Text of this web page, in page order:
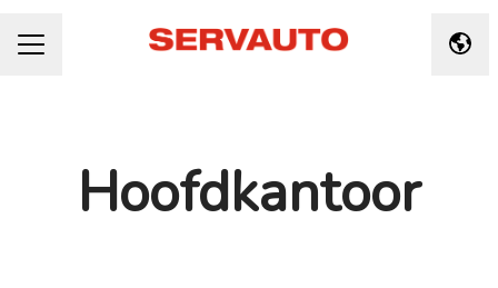
CARRIÈREMENU Taal
Hoofdkantoor